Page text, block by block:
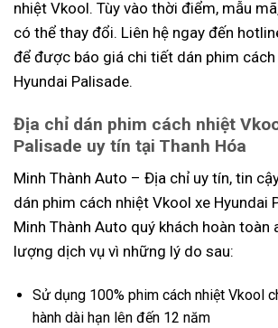
nhiệt Vkool. Tùy vào thời điểm, mẫu
có thể thay đổi. Liên hệ ngay đến
để được báo giá chi tiết dán phim
Hyundai Palisade.
Địa chỉ dán phim cách nhiệt
Palisade uy tín tại Thanh Hóa
Minh Thành Auto – Địa chỉ uy tín, tin
dán phim cách nhiệt Vkool xe Hyundai
Minh Thành Auto quý khách hoàn toàn
lượng dịch vụ vì những lý do sau:
Sử dụng 100% phim cách nhiệt Vkool
hành dài hạn lên đến 12 năm